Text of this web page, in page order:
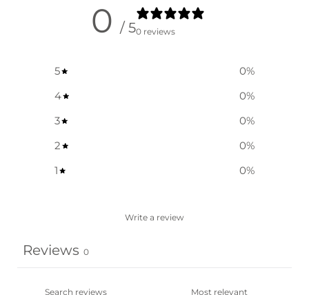
0 / 50 reviews
5 0%
4
0%
3
0%
2
0%
1
0%
Write a review
Reviews 0